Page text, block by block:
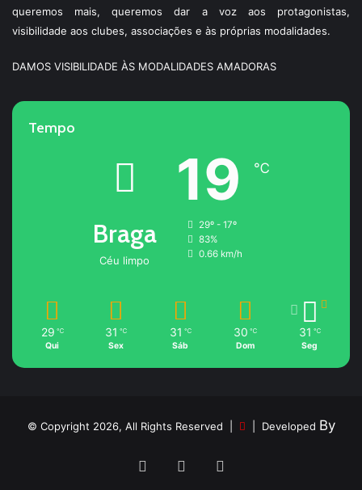
queremos mais, queremos dar a voz aos protagonistas,
visibilidade aos clubes, associações e às próprias modalidades.
DAMOS VISIBILIDADE ÀS MODALIDADES AMADORAS
Tempo
Braga
Céu limpo
19 ℃
29º - 17º
83%
0.66 km/h
29 ℃
Qui
31 ℃
Sex
31 ℃
Sáb
30 ℃
Dom
31 ℃
Seg
© Copyright 2026, All Rights Reserved | | Developed By
FacebookYouTube